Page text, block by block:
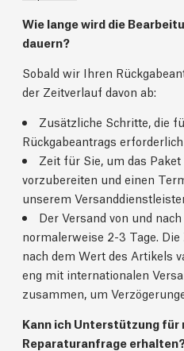
Wie lange wird die
dauern?
Sobald wir Ihren
der Zeitverlauf davon ab:
Zusätzliche Schritte, die
Rückgabeantrags
Zeit für Sie, um das
vorzubereiten und einen
unserem
Der Versand von und
normalerweise 2-3 Tage.
nach dem Wert des Artikels
eng mit internationalen
zusammen, um
Kann ich Unterstützung für
Reparaturanfrage